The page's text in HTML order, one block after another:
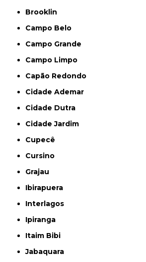
Brooklin
Campo Belo
Campo Grande
Campo Limpo
Capão Redondo
Cidade Ademar
Cidade Dutra
Cidade Jardim
Cupecê
Cursino
Grajau
Ibirapuera
Interlagos
Ipiranga
Itaim Bibi
Jabaquara